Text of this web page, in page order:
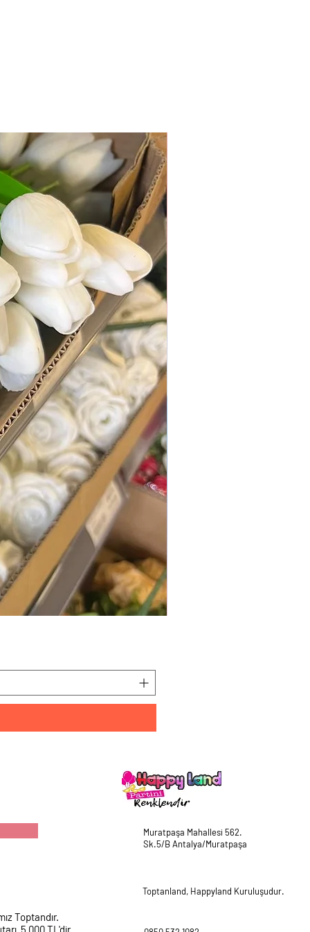
Toptandır.
Muratpaşa Mahallesi 562.
Sk.5/B Antalya/Muratpaşa
Toptanland, Happyland Kuruluşudur.